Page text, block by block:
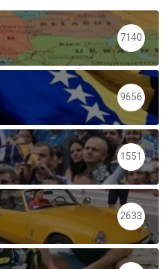
7140
9656
1551
2633